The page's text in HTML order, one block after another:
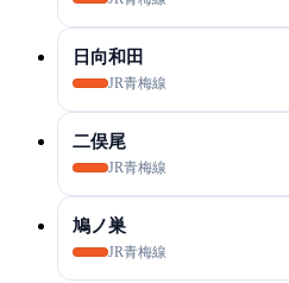
日向和田
JR青梅線
二俣尾
JR青梅線
鳩ノ巣
JR青梅線